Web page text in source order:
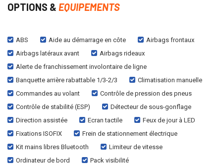
OPTIONS & EQUIPEMENTS
ABS Aide au démarrage en côte
Airbags frontaux
Airbags latéraux avant
Airbags rideaux
Alerte de franchissement involontaire de ligne
Banquette arrière rabattable 1/3-2/3
Climatisation manuelle
Commandes au volant
Contrôle de pression des pneus
Contrôle de stabilité (ESP)
Détecteur de sous-gonflage
Direction assistée
Ecran tactile
Feux de jour à LED
Fixations ISOFIX
Frein de stationnement électrique
Kit mains libres Bluetooth
Limiteur de vitesse
Ordinateur de bord
Pack visibilité